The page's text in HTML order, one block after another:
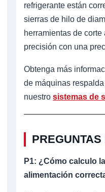
refrigerante están
sierras de hilo de
herramientas de
precisión con una
Obtenga más
de máquinas
nuestro sistemas de
P1: ¿Cómo calculo
alimentación